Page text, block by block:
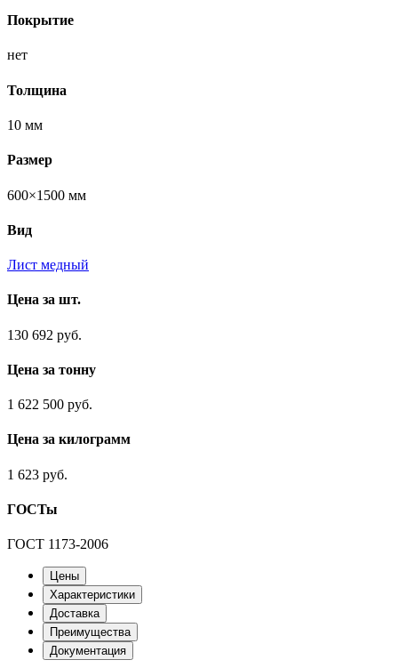
Покрытие
нет
Толщина
10 мм
Размер
600×1500 мм
Вид
Лист медный
Цена за шт.
130 692 руб.
Цена за тонну
1 622 500 руб.
Цена за килограмм
1 623 руб.
ГОСТы
ГОСТ 1173-2006
Цены
Характеристики
Доставка
Преимущества
Документация